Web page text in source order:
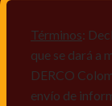
mismos, vi)
Personales,
recall.
Términos:
que se dará a
DERCO
envío de